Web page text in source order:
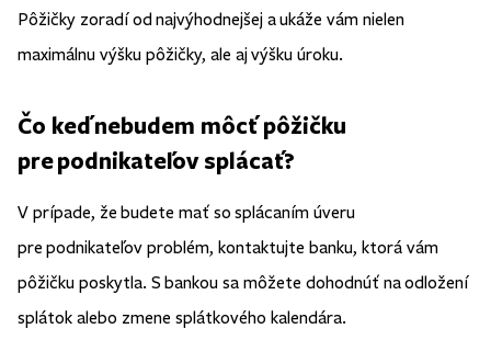
Pôžičky zoradí od najvýhodnejšej a ukáže vám nielen
maximálnu výšku pôžičky, ale aj výšku úroku.
Čo keď nebudem môcť pôžičku
pre podnikateľov splácať?
V prípade, že budete mať so splácaním úveru
pre podnikateľov problém, kontaktujte banku, ktorá vám
pôžičku poskytla. S bankou sa môžete dohodnúť na odložení
splátok alebo zmene splátkového kalendára.